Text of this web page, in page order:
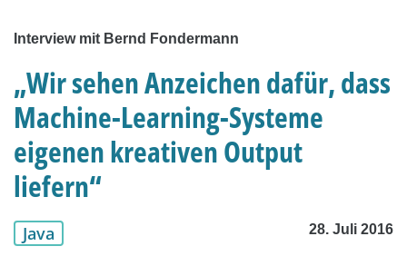
Interview mit Bernd Fondermann
„Wir sehen Anzeichen dafür, dass
Machine-Learning-Systeme
eigenen kreativen Output
liefern“
Java 28. Juli 2016